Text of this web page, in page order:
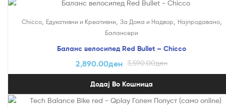
Chicco, Едукативни и Креативни За Дома и Надвор Најпродавано,
Балансери
Баланс велосипед Red Bullet – Chicco
3,590.00ден
2,890.00ден
Додај Во Кошница